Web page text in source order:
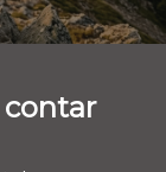
contar